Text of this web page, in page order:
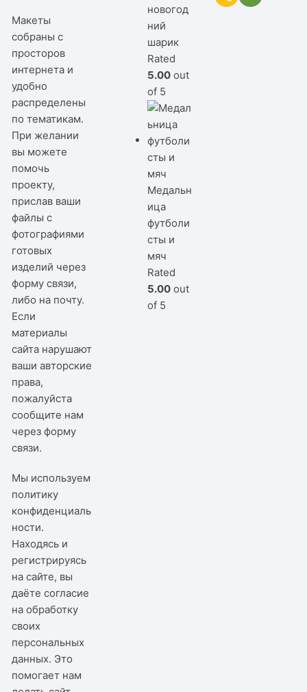
Макеты
собраны с
просторов
интернета и
удобно
распределены
по тематикам.
При желании
вы можете
помочь
проекту,
прислав ваши
файлы с
фотографиями
готовых
изделий через
форму связи,
либо на почту.
Если
материалы
сайта нарушают
ваши авторские
права,
пожалуйста
сообщите нам
черезформу
связи.
Мы используем
политику
конфиденциаль
ности.
Находясь и
регистрируясь
на сайте, вы
даёте согласие
на обработку
своих
персональных
данных. Это
помогает нам
новогод
ний
шарик
Rated
5.00 out
of 5
Медальн
ица
футболи
сты и
мяч
Rated
5.00 out
of 5